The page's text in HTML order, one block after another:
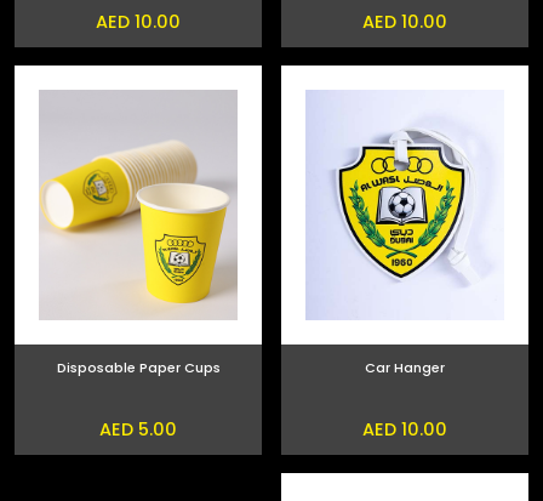
AED 10.00
AED 10.00
Car Hanger
AED 10.00
Disposable Paper Cups
AED 5.00